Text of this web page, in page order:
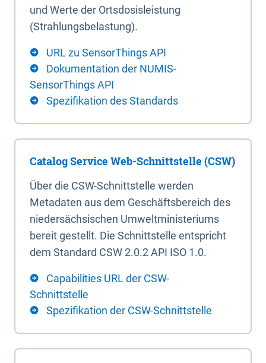
und Werte der Ortsdosisleistung
(Strahlungsbelastung).
URL zu SensorThings API
Dokumentation der NUMIS-
SensorThings API
Spezifikation des Standards
Catalog Service Web-Schnittstelle (CSW)
Über die CSW-Schnittstelle werden
Metadaten aus dem Geschäftsbereich des
niedersächsischen Umweltministeriums
bereit gestellt. Die Schnittstelle entspricht
dem Standard CSW 2.0.2 API ISO 1.0.
Capabilities URL der CSW-
Schnittstelle
Spezifikation der CSW-Schnittstelle